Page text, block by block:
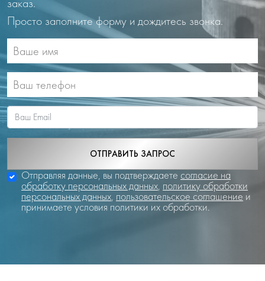
Просто заполните форму и дождитесь звонка.
ОТПРАВИТЬ ЗАПРОС
Отправляя данные, вы подтверждаете согласие на
обработку персональных данных, политику обработки
персональных данных, пользовательское соглашение и
принимаете условия политики их обработки.